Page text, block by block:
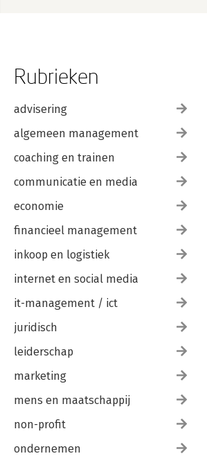
Rubrieken
advisering
algemeen management
coaching en trainen
communicatie en media
economie
financieel management
inkoop en logistiek
internet en social media
it-management / ict
juridisch
leiderschap
marketing
mens en maatschappij
non-profit
ondernemen